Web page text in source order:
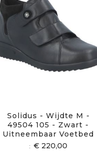
Solidus - Wijdte M -
49504 105 - Zwart -
Uitneembaar Voetbed
€ 220,00